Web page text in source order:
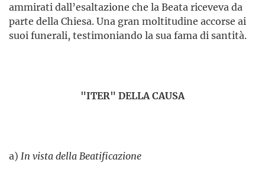
ammirati dall’esaltazione che la Beata riceveva da
parte della Chiesa. Una gran moltitudine accorse ai
suoi funerali, testimo­niando la sua fama di santità.
"ITER" DELLA CAUSA
a) In vista della Beatificazione